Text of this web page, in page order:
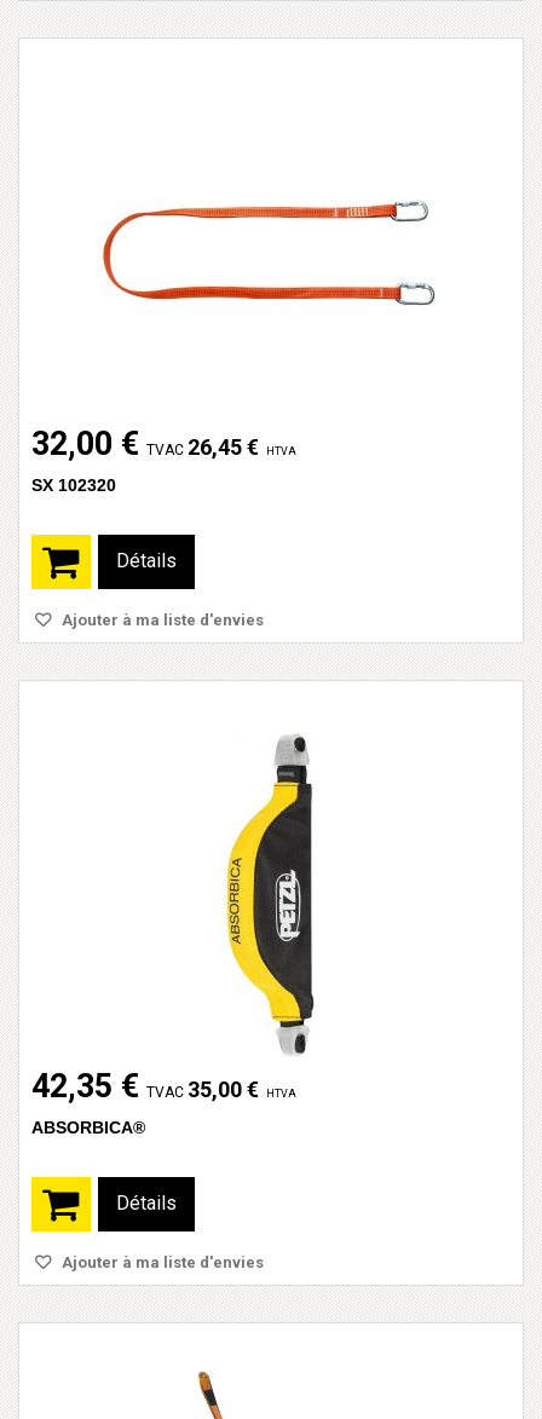
32,00 € TVAC 26,45 € HTVA
SX 102320
Détails
Ajouter à ma liste d'envies
42,35 € TVAC 35,00 € HTVA
ABSORBICA®
Détails
Ajouter à ma liste d'envies